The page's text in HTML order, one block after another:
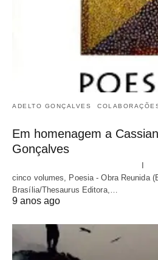
ADELTO GONÇALVES
Em homenagem a
Gonçalves
I Primeiro de
cinco volumes, Poesia - Obra Reunida
Brasília/Thesaurus Editora,…
9 anos ago